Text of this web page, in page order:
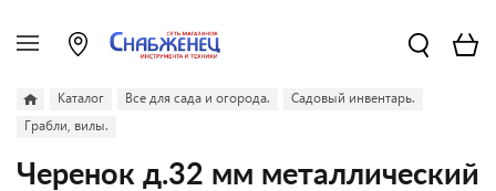
Каталог Все для сада и огорода.
Садовый инвентарь.
Грабли, вилы.
Черенок д.32 мм металлический